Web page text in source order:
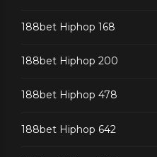
188bet Hiphop 168
188bet Hiphop 200
188bet Hiphop 478
188bet Hiphop 642